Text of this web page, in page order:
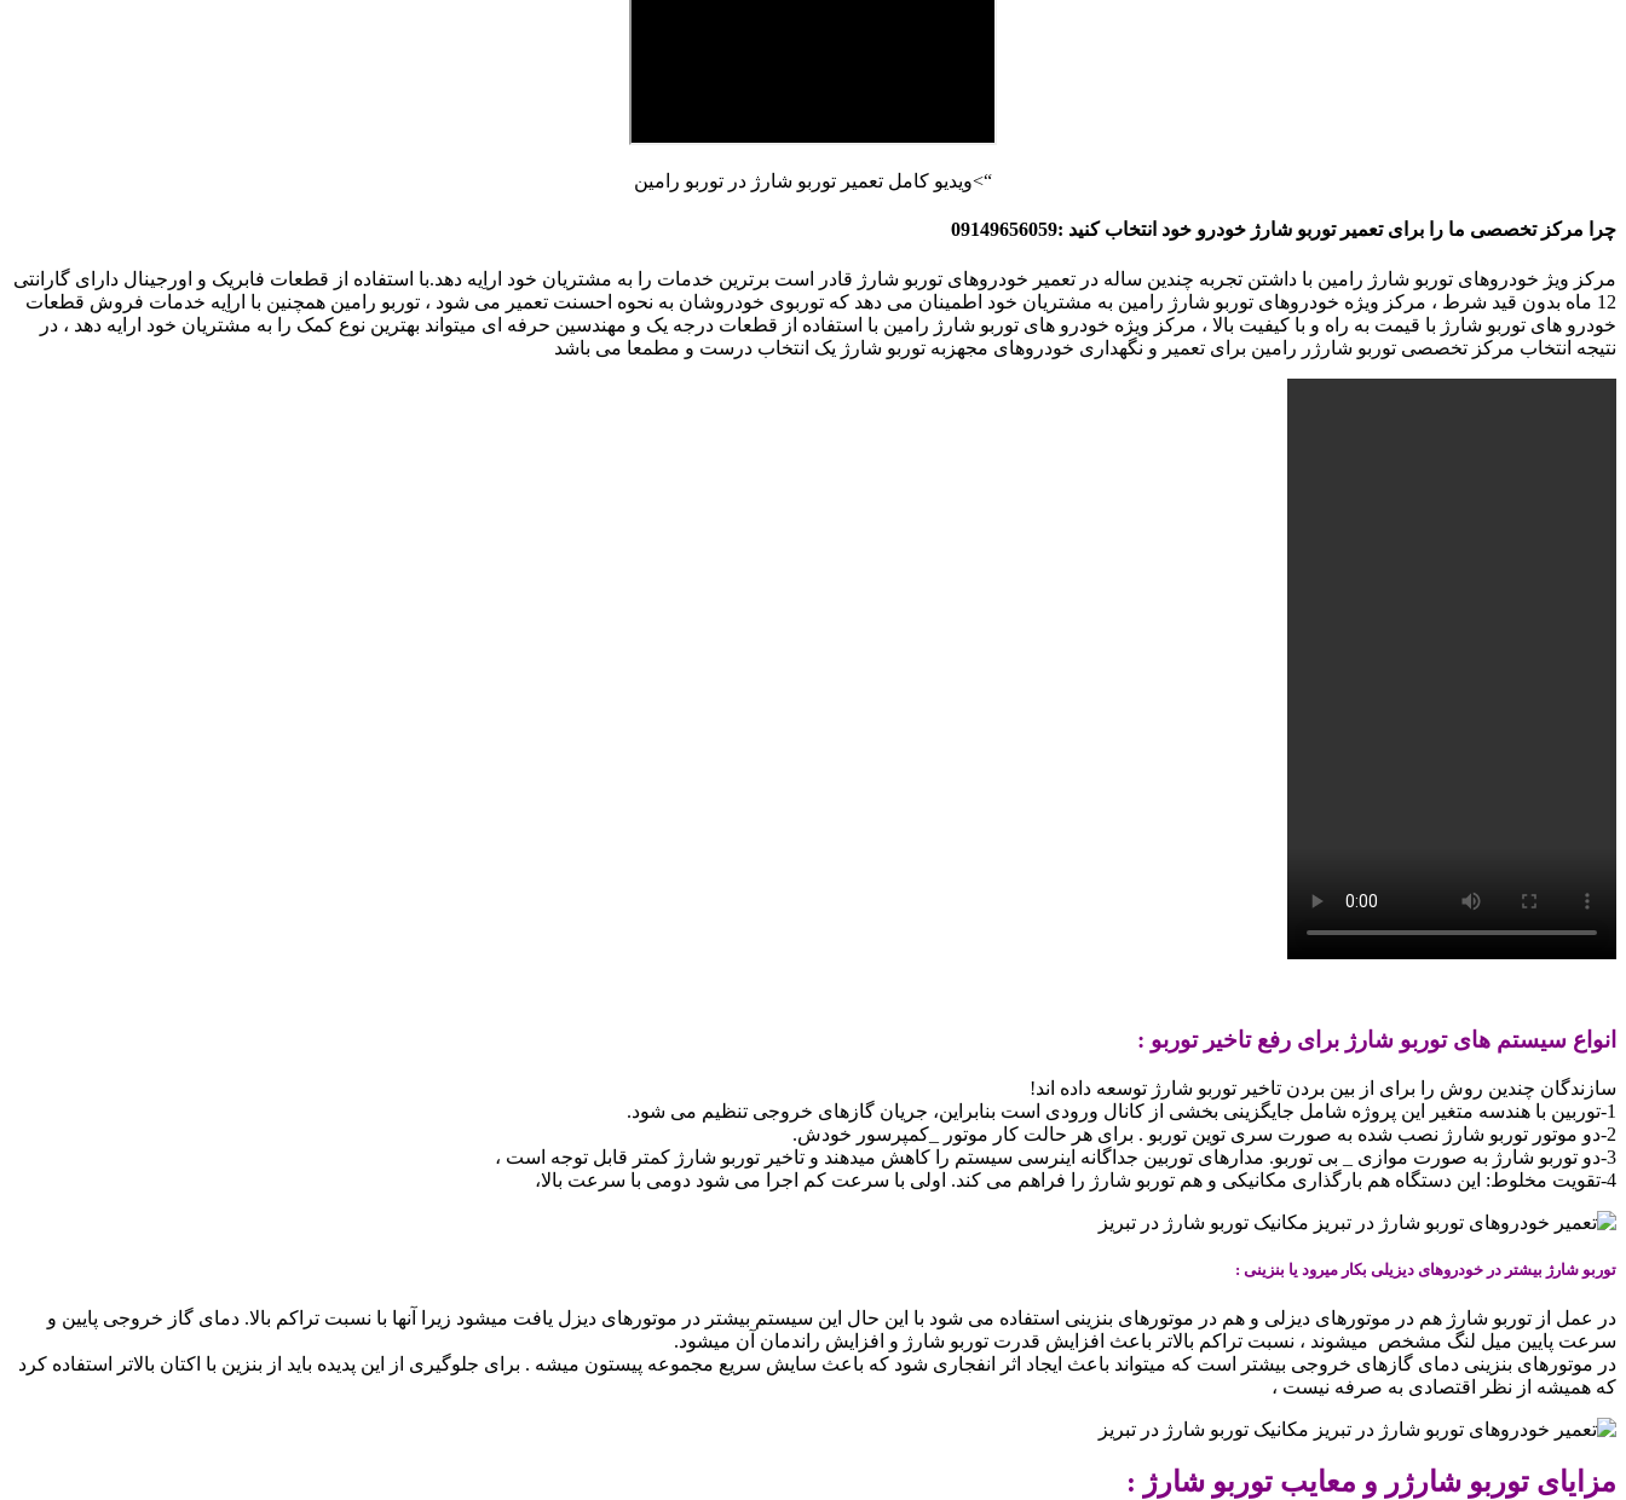
“>ویدیو کامل تعمیر توربو شارژ در توربو رامین
چرا مرکز تخصصی ما را برای تعمیر توربو شارژ خودرو خود انتخاب کنید :09149656059
مرکز ویژ خودروهای توربو شارژ رامین با داشتن تجربه چندین ساله در تعمیر خودروهای توربو شارژ قادر است برترین خدمات را به مشتریان خود اراِیه دهد.با استفاده از قطعات فابریک و اورجینال دارای گارانتی
12 ماه بدون قید شرط ، مرکز ویژه خودروهای توربو شارژ رامین به مشتریان خود اطمینان می دهد که توربوی خودروشان به نحوه احسنت تعمیر می شود ، توربو رامین همچنین با اراِیه خدمات فروش قطعات
خودرو های توربو شارژ با قیمت به راه و با کیفیت بالا ، مرکز ویژه خودرو های توربو شارژ رامین با استفاده از قطعات درجه یک و مهندسین حرفه ای میتواند بهترین نوع کمک را به مشتریان خود ارایه دهد ، در
نتیجه انتخاب مرکز تخصصی توربو شارژر رامین برای تعمیر و نگهداری خودروهای مجهزبه توربو شارژ یک انتخاب درست و مطمعا می باشد
انواع سیستم های توربو شارژ برای رفع تاخیر توربو :
سازندگان چندین روش را برای از بین بردن تاخیر توربو شارژ توسعه داده اند!
1-توربین با هندسه متغیر این پروژه شامل جایگزینی بخشی از کانال ورودی است بنابراین، جریان گازهای خروجی تنظیم می شود.
2-دو موتور توربو شارژ نصب شده به صورت سری توین توربو . برای هر حالت کار موتور _کمپرسور خودش.
3-دو توربو شارژ به صورت موازی _ بی توربو. مدارهای توربین جداگانه اینرسی سیستم را کاهش میدهند و تاخیر توربو شارژ کمتر قابل توجه است ،
4-تقویت مخلوط: این دستگاه هم بارگذاری مکانیکی و هم توربو شارژ را فراهم می کند. اولی با سرعت کم اجرا می شود دومی با سرعت بالا،
توربو شارژ بیشتر در خودروهای دیزیلی بکار میرود یا بنزینی :
در عمل از توربو شارژ هم در موتورهای دیزلی و هم در موتورهای بنزینی استفاده می شود با این حال این سیستم بیشتر در موتورهای دیزل یافت میشود زیرا آنها با نسبت تراکم بالا. دمای گاز خروجی پایین و
سرعت پایین میل لنگ مشخص میشوند ، نسبت تراکم بالاتر باعث افزایش قدرت توربو شارژ و افزایش راندمان آن میشود.
در موتورهای بنزینی دمای گازهای خروجی بیشتر است که میتواند باعث ایجاد اثر انفجاری شود که باعث سایش سریع مجموعه پیستون میشه . برای جلوگیری از این پدیده باید از بنزین با اکتان بالاتر استفاده کرد
که همیشه از نظر اقتصادی به صرفه نیست ،
مزایای توربو شارژر و معایب توربو شارژ :